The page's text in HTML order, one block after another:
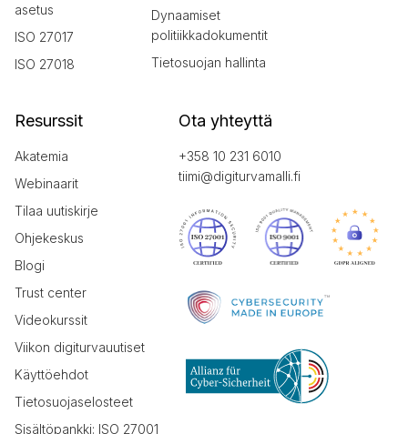
asetus
ISO 27017
ISO 27018
Dynaamiset
politiikkadokumentit
Tietosuojan hallinta
Resurssit
Akatemia
Webinaarit
Tilaa uutiskirje
Ohjekeskus
Blogi
Trust center
Videokurssit
Viikon digiturvauutiset
Käyttöehdot
Tietosuojaselosteet
Sisältöpankki: ISO 27001
Ota yhteyttä
+358 10 231 6010
tiimi@digiturvamalli.fi